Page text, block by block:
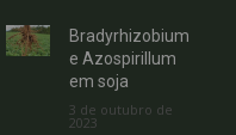
Bradyrhizobium
e Azospirillum
em soja
3 de outubro de
2023